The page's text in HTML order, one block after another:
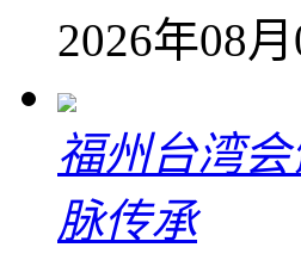
2026年08
福州台湾
脉传承